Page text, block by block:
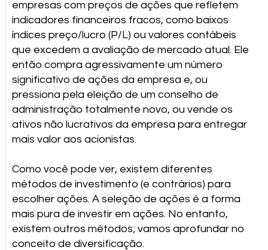
empresas com preços de ações que refletem
indicadores financeiros fracos, como baixos
índices preço/lucro (P/L) ou valores contábeis
que excedem a avaliação de mercado atual. Ele
então compra agressivamente um número
significativo de ações da empresa e, ou
pressiona pela eleição de um conselho de
administração totalmente novo, ou vende os
ativos não lucrativos da empresa para entregar
mais valor aos acionistas.
Como você pode ver, existem diferentes
métodos de investimento (e contrários) para
escolher ações. A seleção de ações é a forma
mais pura de investir em ações. No entanto,
existem outros métodos; vamos aprofundar no
conceito de diversificação.